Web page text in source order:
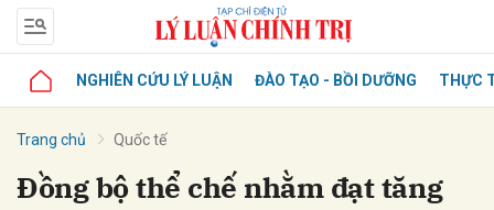
NGHIÊN CỨU LÝ LUẬN ĐÀO TẠO - BỒI DƯỠNG THỰC
Trang chủ Quốc tế
Đồng bộ thể chế nhằm đạt tăng